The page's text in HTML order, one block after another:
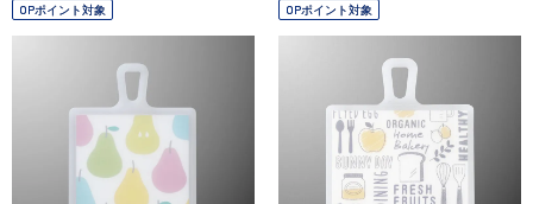
OPポイント対象 OPポイント対象